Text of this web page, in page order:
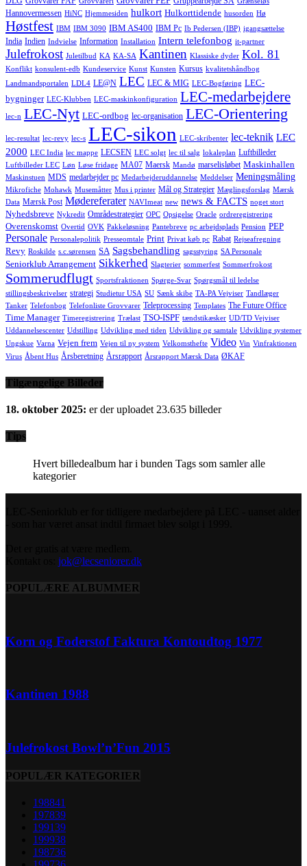
Hannovermessen HiNC Hjemmesiden hulkort Hulkorttidende husorden Hø
Høstfest IBM IBM 3090 IBM AS400 IBM Pc Ib Pedersen (IBP) igangsættelse
India Indien Indvielse Information Installation Intern telefonbog it-partner
Julefrokost Juletilbud KA KA-SA Kantinen Klassiske dyder Kol. 81
Konflikt konsulent-edb Kundeservice Kunst Kunsten Kursus kvalitetshåndbog
Landmandsportalen LDL4 LE@N LEC LEC & MIG LEC-Bogføring LEC-
bygninger LEC-Klubben LEC-maskinkonfiguration LEC-medarbejdere
lec-n LEC-Nyt LEC-ordbog lec-organisation LEC-Orientering
lec-resultat lec-revy lec-s LEC-sikon LEC-skribenter lec-teknik LEC
2000 LEC India lec mappe LECSEN LEC solgt lec til salg lokaleplan Luftbilleder
Luftbilleder LEC Løn Løse fridage MA07 Maersk Mandø marselisløbet Maskinhallen
Maskinstuen MDS medarbejder pc Medarbejderuddannelse Meddelser Meningsmåling
Mikrofiche Mohawk Musemåtter Mus i printer Mål og Strategier Mæglingsforslag Mærsk
Data Mærsk Post Mødereferater NAVImeat new news & FACTS noget stort
Nyhedsbreve Nykredit Områdestrategier OPC Opsigelse Oracle ordreregistrering
Overenskomst Overtid OVK Pakkeløsning Pantebreve pc arbejdsplads Pension PEP
Personale Personalepolitik Presseomtale Print Privat køb pc Rabat Rejseafregning
Revy Roskilde s.c.sørensen SA Sagsbehandling sagsstyring SA Personale
Seniorklub Arrangement Sikkerhed Slagterier sommerfest Sommerfrokost
Sommerudflugt Sportsfraktionen Spørge-Svar Spørgsmål til ledelse
stillingsbeskrivelser strategi Studietur USA SU Sænk skibe TA-PA Vejviser Tandlæger
Tanker Telefonbog Telefonliste Grovvarer Teleprocessing Templates The Future Office
Time Manager Timeregistrering Trælast TSO-ISPF tændstikæsker UD/TD Vejviser
Uddannelsescenter Udstilling Udvikling med tiden Udvikling og samtale Udvikling systemer
Ungskue Varna Vejen frem Vejen til ny system Velkomsthefte Video Vin Vinfraktionen
Virus Åbent Hus Årsberetning Årsrapport Årsrapport Mærsk Data ØKAF
Tilgængelige Billeder
18. oktober 2025: er der uploadet 23.635 billeder
Tips
Hvert billedealbum har i bunden Tags som samler alle
kategorier
jok@lecseniorer.dk
POPULÆRE ALBUMMER
Korn og Foderstof Faktura Kontoudtog 1977
Kantinen 1988
Julefrokost Bowl’n’Fun 2015
POPULÆR KATEGORIER
198841
197839
199139
199938
198736